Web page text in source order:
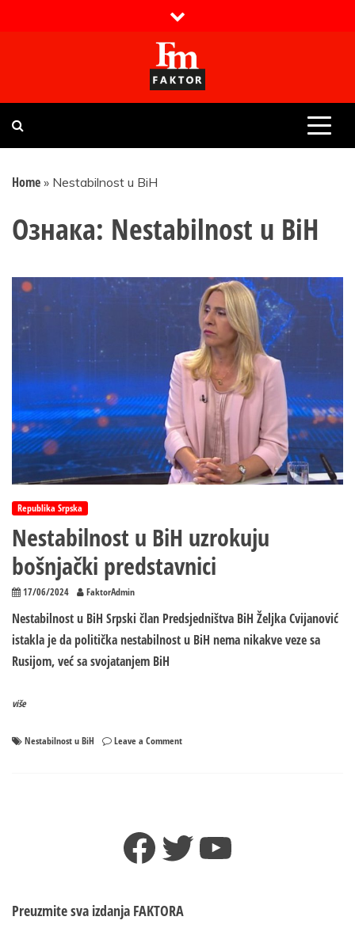
Faktor magazin
Uvijek presudan
Home » Nestabilnost u BiH
Ознака: Nestabilnost u BiH
Republika Srpska
Nestabilnost u BiH uzrokuju
bošnjački predstavnici
17/06/2024 FaktorAdmin
Nestabilnost u BiH Srpski član Predsjedništva BiH Željka Cvijanović
istakla je da politička nestabilnost u BiH nema nikakve veze sa
Rusijom, već sa svojatanjem BiH
više
Nestabilnost u BiH Leave a Commenton
predstavnici
Facebook
TwitterYouTube
Preuzmite sva izdanja FAKTORA